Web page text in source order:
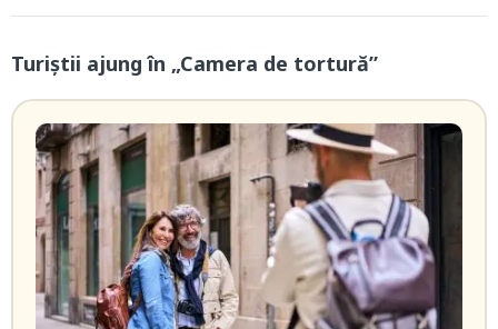
Turiștii ajung în „Camera de tortură”